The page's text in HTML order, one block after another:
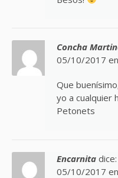
Concha
05/10/2017
Que
yo a cualquier
Petonets
Encarnita dice:
05/10/2017